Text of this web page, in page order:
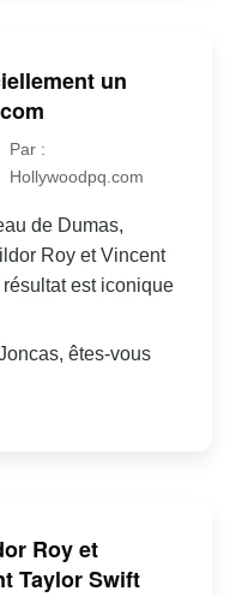
un
Par :
Hollywoodpq.com
de Dumas,
Roy et Vincent
est iconique
êtes-vous
Roy et
Taylor Swift